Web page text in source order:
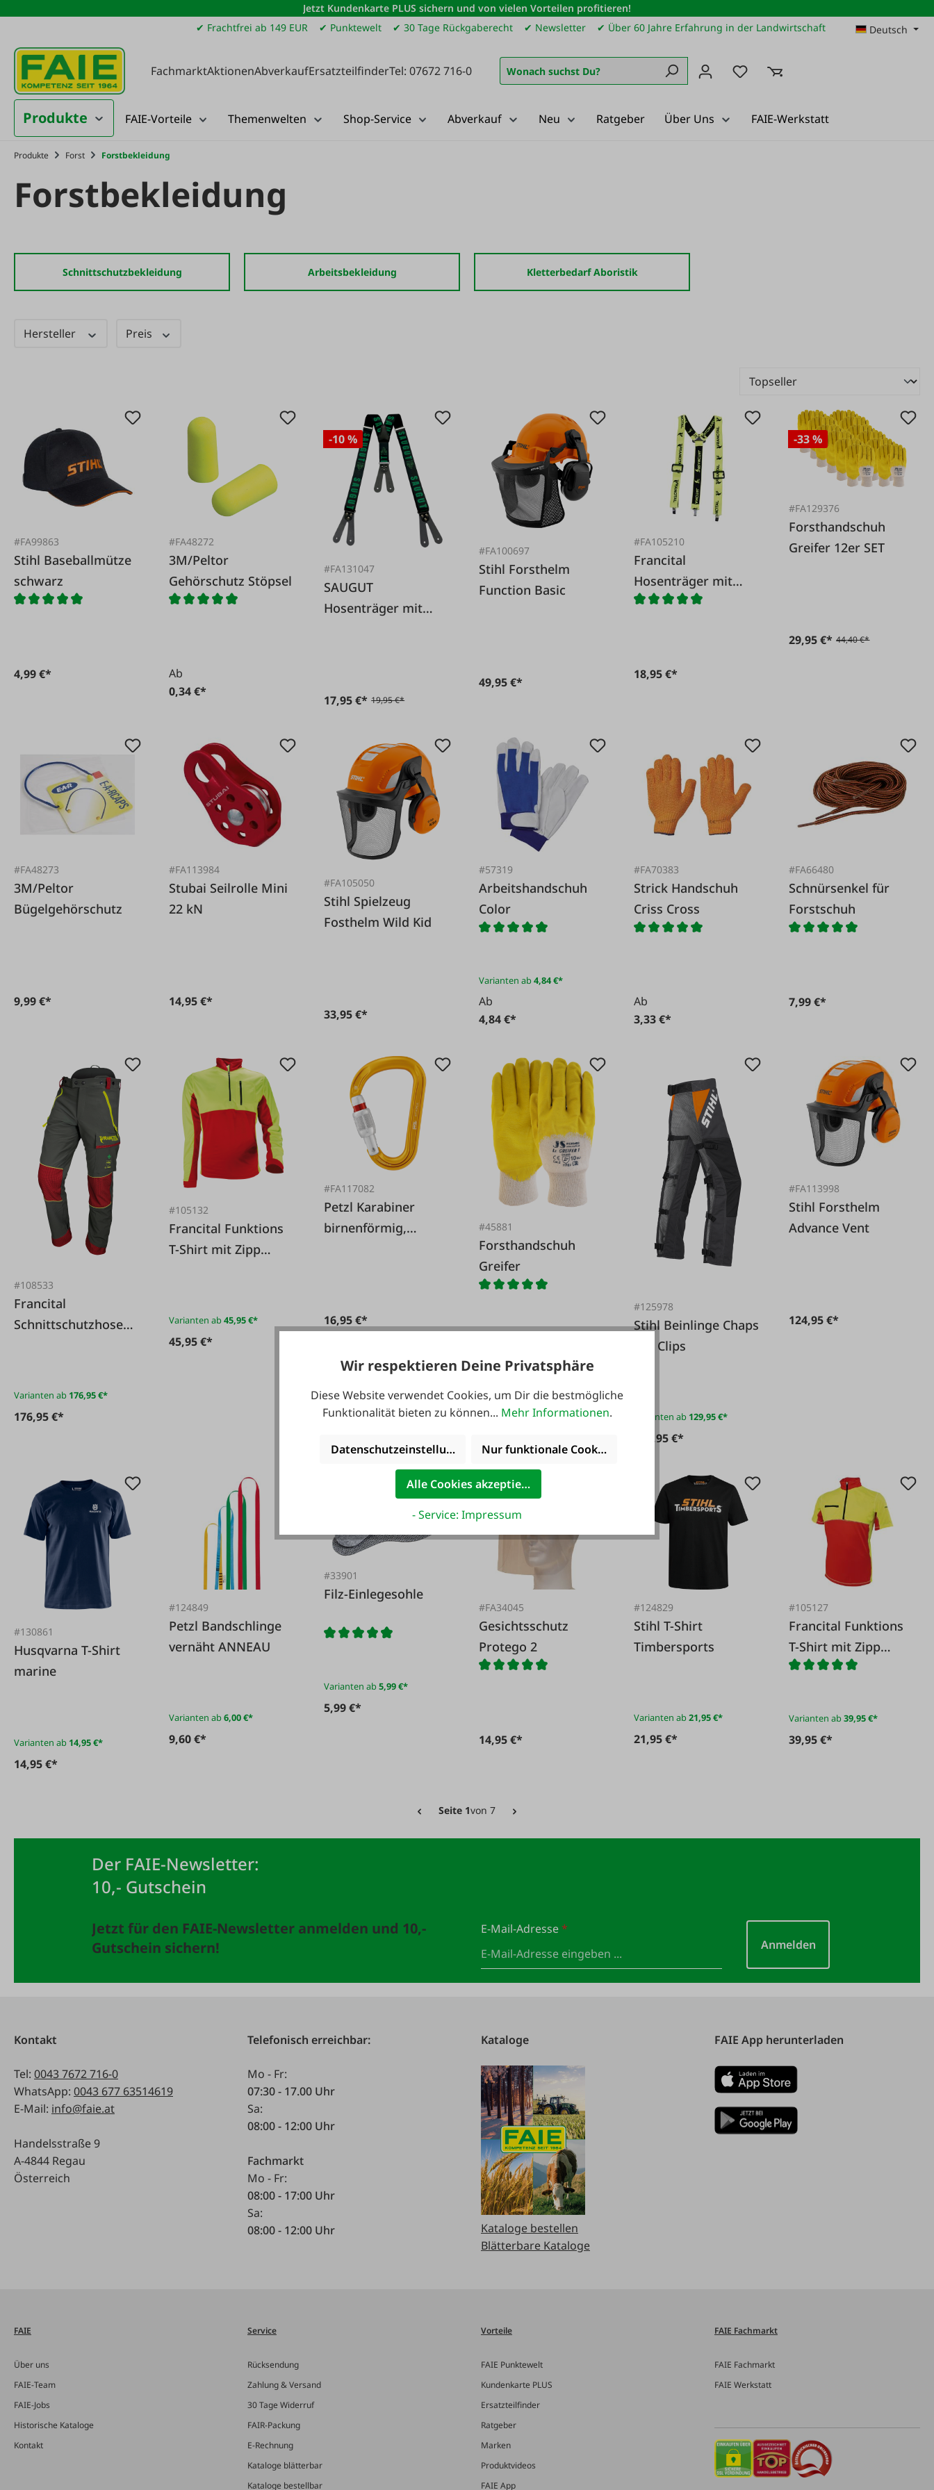
Hauptinhalt springen
Zur Suche springen
Zur Hauptnavigation springen
Jetzt Kundenkarte PLUS sichern und von vielen Vorteilen profitieren!
✔ Frachtfrei ab 149 EUR
✔ Punktewelt ✔ 30 Tage Rückgaberecht ✔ Newsletter ✔ Über 60 Jahre Erfahrung in der Landwirtschaft Deutsch
FachmarktAktionenAbverkaufErsatzteilfinderTel: 07672 716-0 Du hast 0 Produkte auf dem
Produkte FAIE-Vorteile Themenwelten Shop-Service Abverkauf Neu Ratgeber Über Uns FAIE-Werkstatt
Produkte Forst Forstbekleidung
Forstbekleidung
Schnittschutzbekleidung Arbeitsbekleidung Kletterbedarf Aboristik
Hersteller Preis
#FA99863
Stihl Baseballmütze
schwarz
4,99 €*
#FA48272
3M/Peltor
Gehörschutz Stöpsel
Ab
0,34 €*
-10 %
#FA131047
SAUGUT
Hosenträger mit
17,95 €* 19,95 €*
#FA100697
Stihl Forsthelm
Function Basic
49,95 €*
#FA105210
Francital
Hosenträger mit
Klipp gelb 35mm
18,95 €*
-33 %
#FA129376
Forsthandschuh
Greifer 12er SET
29,95 €* 44,40 €*
#FA48273
3M/Peltor
Bügelgehörschutz
9,99 €*
#FA113984
Stubai Seilrolle Mini
22 kN
14,95 €*
#FA105050
Stihl Spielzeug
Fosthelm Wild Kid
33,95 €*
#57319
Arbeitshandschuh
Color
Varianten ab4,84 €*
Ab
4,84 €*
#FA70383
Strick Handschuh
Criss Cross
Ab
3,33 €*
#FA66480
Schnürsenkel für
Forstschuh
7,99 €*
#108533
Francital
Schnittschutzhose
Varianten ab 176,95 €*
176,95 €*
#105132
Francital Funktions
T-Shirt mit Zipp
Varianten ab45,95 €*
45,95 €*
#FA117082
Petzl Karabiner
birnenförmig,
16,95 €*
#45881
Forsthandschuh
Greifer
Ab
2,96 €*
#125978
Stihl Beinlinge Chaps
mit Clips
Varianten ab 129,95 €*
129,95 €*
#FA113998
Stihl Forsthelm
Advance Vent
124,95 €*
#130861
Husqvarna T-Shirt
marine
Varianten ab 14,95 €*
14,95 €*
#124849
Petzl Bandschlinge
vernäht ANNEAU
Varianten ab6,00 €*
9,60 €*
#33901
Filz-Einlegesohle
Varianten ab5,99 €*
5,99 €*
#FA34045
Gesichtsschutz
Protego 2
14,95 €*
#124829
Stihl T-Shirt
Timbersports
Varianten ab21,95 €*
21,95 €*
#105127
Francital Funktions
T-Shirt mit Zipp
Kurzarm
Varianten ab39,95 €*
39,95 €*
Seite 1von 7
Der FAIE-Newsletter:
10,- Gutschein
Jetzt für den FAIE-Newsletter anmelden und 10,-
Gutschein sichern!
E-Mail-Adresse*
Anmelden
Kontakt
Tel: 0043 7672 716-0
WhatsApp: 0043 677 63514619
E-Mail: info@faie.at
Handelsstraße 9
A-4844 Regau
Österreich
Telefonisch erreichbar:
Mo - Fr:
07:30 - 17.00 Uhr
Sa:
08:00 - 12:00 Uhr
Fachmarkt
Mo - Fr:
08:00 - 17:00 Uhr
Sa:
08:00 - 12:00 Uhr
Kataloge
Kataloge bestellen
Blätterbare Kataloge
FAIE App herunterladen
FAIE
Über uns
FAIE-Team
FAIE-Jobs
Historische Kataloge
Kontakt
Service
Rücksendung
Zahlung & Versand
30 Tage Widerruf
FAIR-Packung
E-Rechnung
Kataloge blätterbar
Kataloge bestellbar
Vorteile
FAIE Punktewelt
Kundenkarte PLUS
Ersatzteilfinder
Ratgeber
Marken
Produktvideos
FAIE App
FAIE Fachmarkt
FAIE Fachmarkt
FAIE Werkstatt
Wir respektieren Deine Privatsphäre
Diese Website verwendet Cookies, um Dir die bestmögliche
Funktionalität bieten zu können... Mehr Informationen.
Datenschutzeinstellungen Nur funktionale Cookies akzeptieren
Alle Cookies akzeptieren
- Service: Impressum